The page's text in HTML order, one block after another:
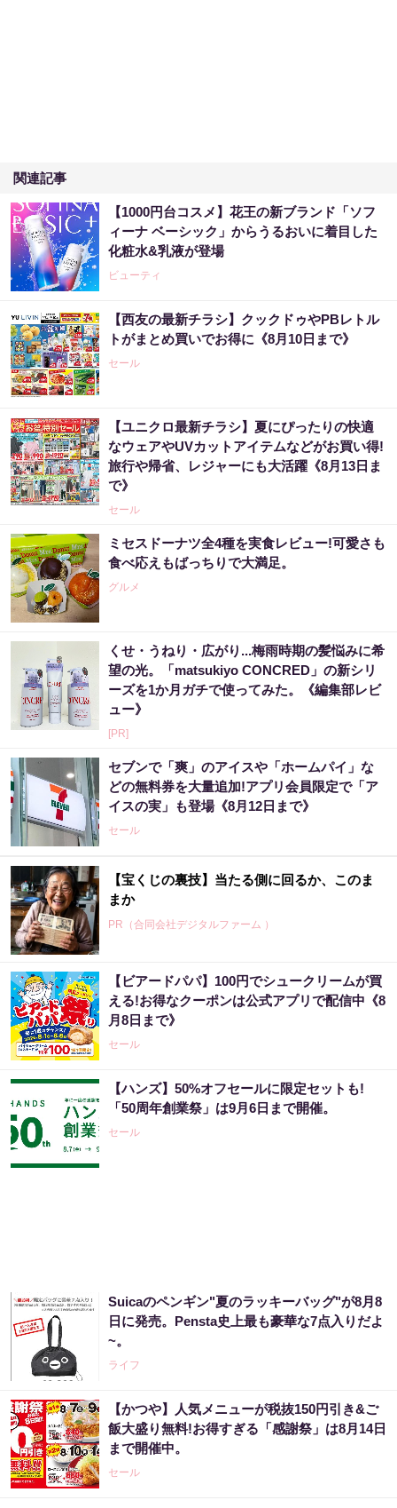
関連記事
【1000円台コスメ】花王の新ブランド「ソフ
ィーナ ベーシック」からうるおいに着目した
化粧水&乳液が登場
ビューティ
【西友の最新チラシ】クックドゥやPBレトル
トがまとめ買いでお得に《8月10日まで》
セール
【ユニクロ最新チラシ】夏にぴったりの快適
なウェアやUVカットアイテムなどがお買い得!
旅行や帰省、レジャーにも大活躍《8月13日ま
で》
セール
ミセスドーナツ全4種を実食レビュー!可愛さも
食べ応えもばっちりで大満足。
グルメ
くせ・うねり・広がり...梅雨時期の髪悩みに希
望の光。「matsukiyo CONCRED」の新シリ
ーズを1か月ガチで使ってみた。《編集部レビ
ュー》
[PR]
セブンで「爽」のアイスや「ホームパイ」な
どの無料券を大量追加!アプリ会員限定で「ア
イスの実」も登場《8月12日まで》
セール
【宝くじの裏技】当たる側に回るか、このま
まか
PR（合同会社デジタルファーム ）
宝くじ当たる人だけが気づいている違い
PR（合同会社デジタルファーム ）
「2027年の宝くじ当選者は〇〇です」占い師
が暴露
PR（合同会社デジタルファーム ）
【宝くじ当てたい方限定】もう外れるの、終
わりにしませんか
PR（合同会社デジタルファーム ）
「2027年の宝くじ当選者は〇〇です」占い師
が暴露
PR（合同会社デジタルファーム ）
【ビアードパパ】100円でシュークリームが買
える!お得なクーポンは公式アプリで配信中《8
月8日まで》
セール
【ハンズ】50%オフセールに限定セットも!
「50周年創業祭」は9月6日まで開催。
セール
Suicaのペンギン"夏のラッキーバッグ"が8月8
日に発売。Pensta史上最も豪華な7点入りだよ
~。
ライフ
【かつや】人気メニューが税抜150円引き&ご
飯大盛り無料!お得すぎる「感謝祭」は8月14日
まで開催中。
セール